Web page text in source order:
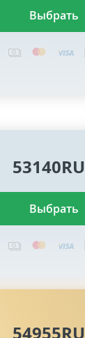
Выбрать
Выбрать